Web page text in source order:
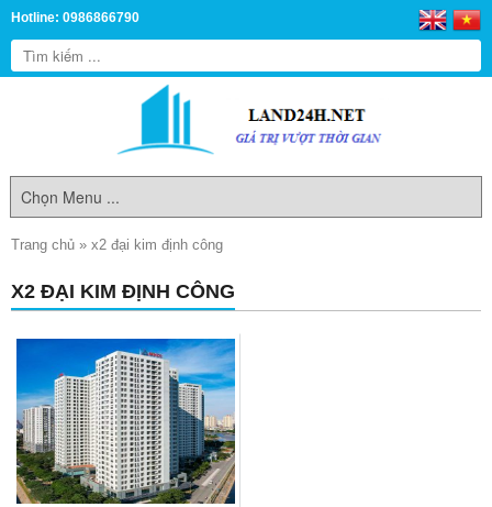
Hotline: 0986866790
Trang chủ » x2 đại kim định công
X2 ĐẠI KIM ĐỊNH CÔNG